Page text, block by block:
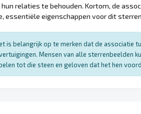
hun relaties te behouden. Kortom, de
essentiële eigenschappen voor dit
is belangrijk op te merken dat de associatie
Mensen van alle sterrenbeelden
tot die steen en geloven dat het hen